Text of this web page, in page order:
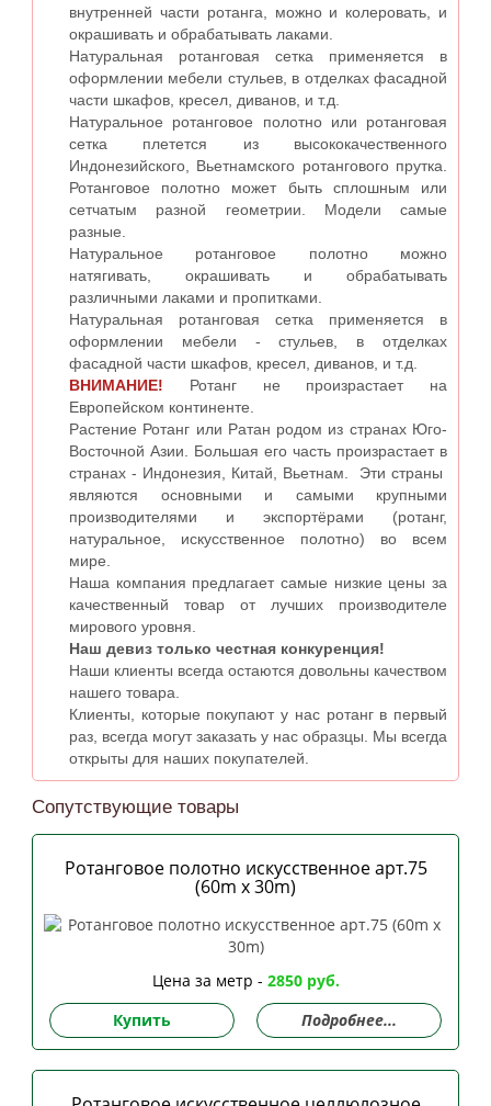
внутренней части ротанга, можно и колеровать, и
окрашивать и обрабатывать лаками.
Натуральная ротанговая сетка применяется в
оформлении мебели стульев, в отделках фасадной
части шкафов, кресел, диванов, и т.д.
Натуральное ротанговое полотно или ротанговая
сетка плетется из высококачественного
Индонезийского, Вьетнамского ротангового прутка.
Ротанговое полотно может быть сплошным или
сетчатым разной геометрии. Модели самые
разные.
Натуральное ротанговое полотно можно
натягивать, окрашивать и обрабатывать
различными лаками и пропитками.
Натуральная ротанговая сетка применяется в
оформлении мебели - стульев, в отделках
фасадной части шкафов, кресел, диванов, и т.д.
ВНИМАНИЕ!
Ротанг не произрастает на
Европейском континенте.
Растение Ротанг или Ратан родом из странах Юго-
Восточной Азии. Большая его часть произрастает в
странах - Индонезия, Китай, Вьетнам. Эти страны
являются основными и самыми крупными
производителями и экспортёрами (ротанг,
натуральное, искусственное полотно) во всем
мире.
Наша компания предлагает самые низкие цены за
качественный товар от лучших производителе
мирового уровня.
Наш девиз только честная конкуренция!
Наши клиенты всегда остаются довольны качеством
нашего товара.
Клиенты, которые покупают у нас ротанг в первый
раз, всегда могут заказать у нас образцы. Мы всегда
открыты для наших покупателей.
Сопутствующие товары
Ротанговое полотно искусственное арт.75
(60m x 30m)
Цена за метр - 2850 руб.
Купить
Подробнее...